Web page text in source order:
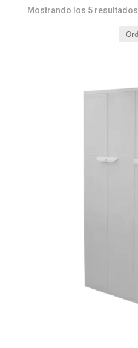
Mostrando los 5 resultados